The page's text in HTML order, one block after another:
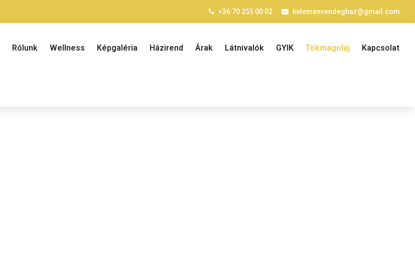
+36 70 255 00 02 kelemenvendeghaz@gmail.com
Rólunk Wellness Képgaléria Házirend Árak Látnivalók GYIK Tökmagolaj Kapcsolat